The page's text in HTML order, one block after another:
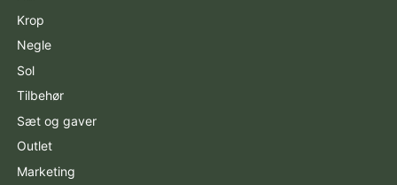
Krop
Negle
Sol
Tilbehør
Sæt og gaver
Outlet
Marketing